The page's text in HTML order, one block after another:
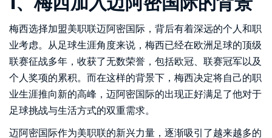
梅西选择加盟美职联迈阿密国际，背后有着深远的个人和职
业考虑。从足球生涯角度来说，梅西已经在欧洲足球的顶级
联赛征战多年，收获了无数荣誉，包括欧冠、联赛冠军以及
个人奖项的累积。而在这样的背景下，梅西决定将自己的职
业生涯推向新的高峰，迈阿密国际的出现正好满足了他对于
足球挑战与生活方式的双重需求。
迈阿密国际作为美职联的新兴力量，逐渐吸引了越来越多的